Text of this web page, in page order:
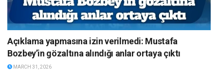
Açıklama yapmasına izin verilmedi: Mustafa
Bozbey’in gözaltına alındığı anlar ortaya çıktı
MARCH 31, 2026